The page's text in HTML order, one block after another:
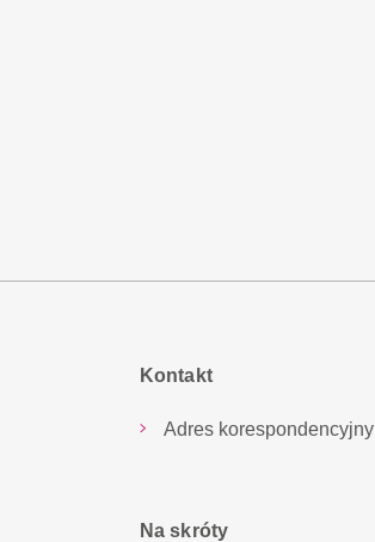
Kontakt
Adres korespondencyjny
Na skróty